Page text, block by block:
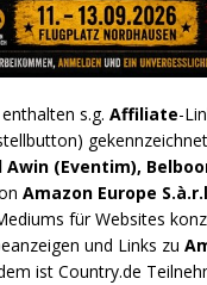
s.g. Affiliate-
Awin (Eventim),
Amazon Europe
für Websites
und Links zu
ist Country.de